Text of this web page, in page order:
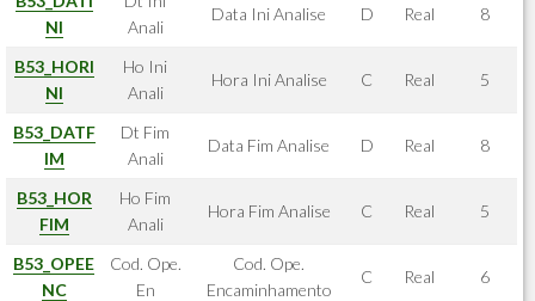
NI
Anali
Data Ini Analise D Real 8
B53_HORI
NI
Ho Ini
Anali
Hora Ini Analise C Real 5
B53_DATF
IM
Dt Fim
Anali
Data Fim Analise D Real 8
B53_HOR
FIM
Ho Fim
Anali
Hora Fim Analise C Real 5
B53_OPEE
NC
Cod. Ope.
En
Cod. Ope.
Encaminhamento
C Real 6